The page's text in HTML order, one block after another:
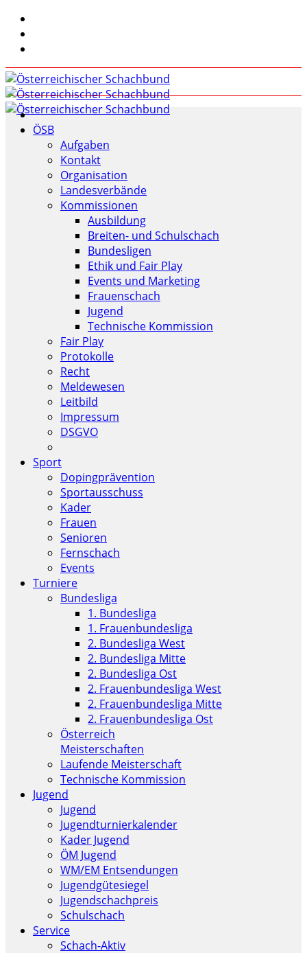
ÖSB
Aufgaben
Kontakt
Organisation
Landesverbände
Kommissionen
Ausbildung
Breiten- und Schulschach
Bundesligen
Ethik und Fair Play
Events und Marketing
Frauenschach
Jugend
Technische Kommission
Fair Play
Protokolle
Recht
Meldewesen
Leitbild
Impressum
DSGVO
Sport
Dopingprävention
Sportausschuss
Kader
Frauen
Senioren
Fernschach
Events
Turniere
Bundesliga
1. Bundesliga
1. Frauenbundesliga
2. Bundesliga West
2. Bundesliga Mitte
2. Bundesliga Ost
2. Frauenbundesliga West
2. Frauenbundesliga Mitte
2. Frauenbundesliga Ost
Österreich
Meisterschaften
Laufende Meisterschaft
Technische Kommission
Jugend
Jugend
Jugendturnierkalender
Kader Jugend
ÖM Jugend
WM/EM Entsendungen
Jugendgütesiegel
Jugendschachpreis
Schulschach
Service
Schach-Aktiv